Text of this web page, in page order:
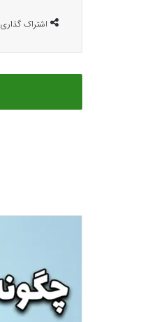
اشتراک گذاری